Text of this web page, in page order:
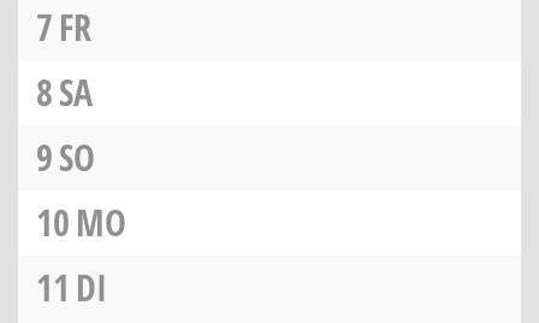
7FR
8SA
9SO
10MO
11 DI